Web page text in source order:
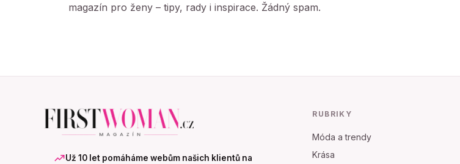
magazín pro ženy – tipy, rady i inspirace. Žádný spam.
Už 10 let pomáháme webům našich klientů na
RUBRIKY
Móda a trendy
Krása